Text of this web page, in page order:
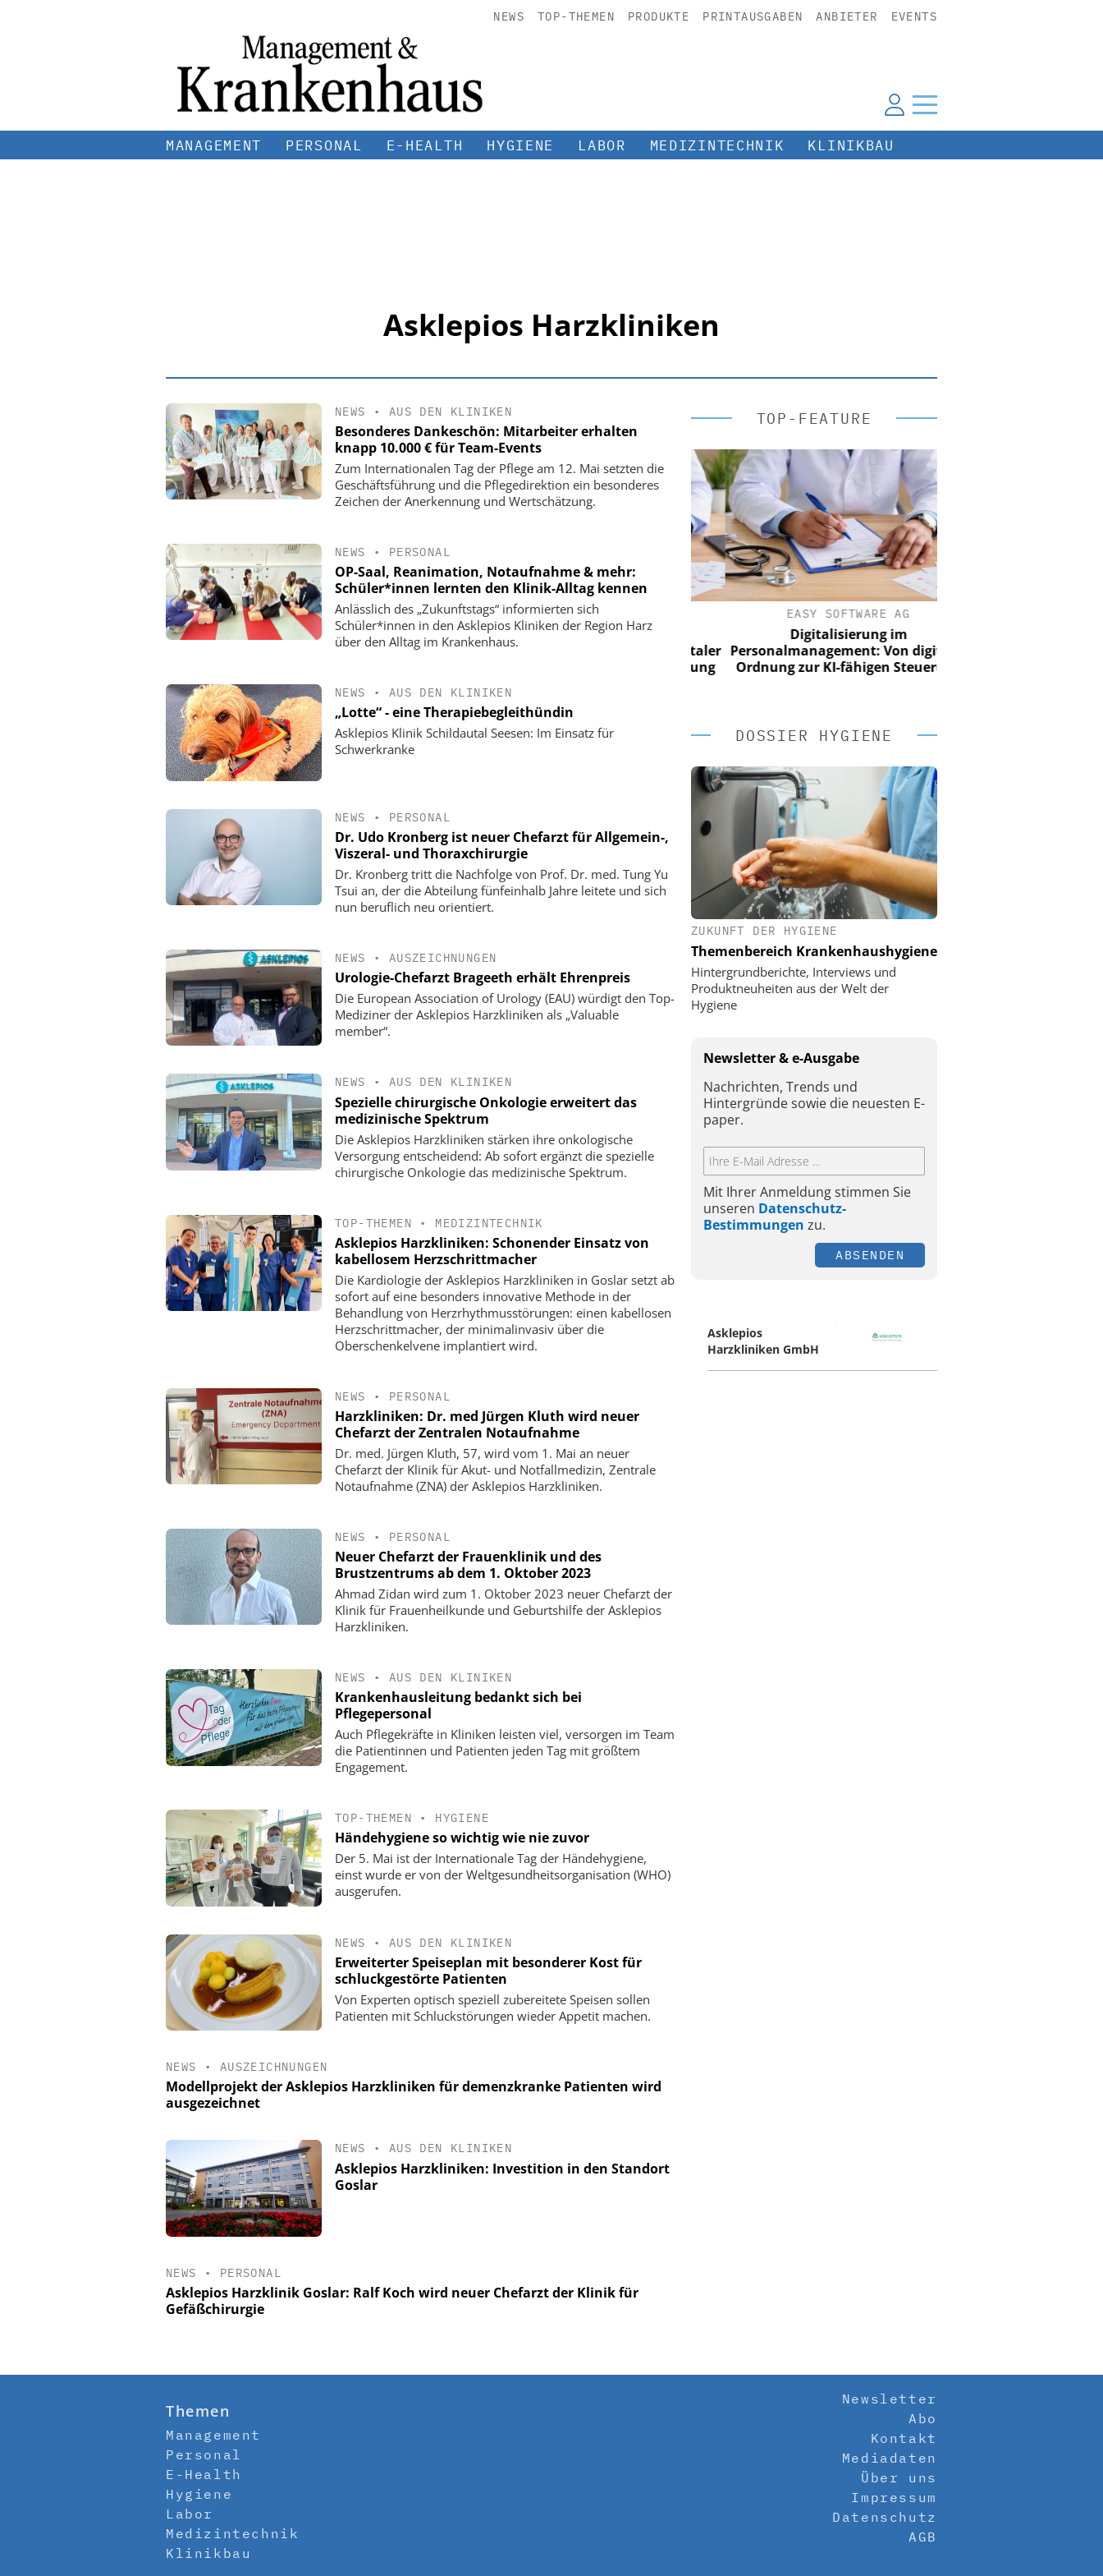
NEWS TOP-THEMEN PRODUKTE PRINTAUSGABEN ANBIETER EVENTS
MANAGEMENT PERSONAL E-HEALTH HYGIENE LABOR MEDIZINTECHNIK KLINIKBAU
Asklepios Harzkliniken
NEWS • AUS DEN KLINIKEN
Besonderes Dankeschön: Mitarbeiter erhalten
knapp 10.000 € für Team-Events
Zum Internationalen Tag der Pflege am 12. Mai setzten die
Geschäftsführung und die Pflegedirektion ein besonderes
Zeichen der Anerkennung und Wertschätzung.
NEWS • PERSONAL
OP-Saal, Reanimation, Notaufnahme & mehr:
Schüler*innen lernten den Klinik-Alltag kennen
Anlässlich des „Zukunftstags“ informierten sich
Schüler*innen in den Asklepios Kliniken der Region Harz
über den Alltag im Krankenhaus.
NEWS • AUS DEN KLINIKEN
„Lotte“ - eine Therapiebegleithündin
Asklepios Klinik Schildautal Seesen: Im Einsatz für
Schwerkranke
NEWS • PERSONAL
Dr. Udo Kronberg ist neuer Chefarzt für Allgemein-,
Viszeral- und Thoraxchirurgie
Dr. Kronberg tritt die Nachfolge von Prof. Dr. med. Tung Yu
Tsui an, der die Abteilung fünfeinhalb Jahre leitete und sich
nun beruflich neu orientiert.
NEWS • AUSZEICHNUNGEN
Urologie-Chefarzt Brageeth erhält Ehrenpreis
Die European Association of Urology (EAU) würdigt den Top-
Mediziner der Asklepios Harzkliniken als „Valuable
member“.
NEWS • AUS DEN KLINIKEN
Spezielle chirurgische Onkologie erweitert das
medizinische Spektrum
Die Asklepios Harzkliniken stärken ihre onkologische
Versorgung entscheidend: Ab sofort ergänzt die spezielle
chirurgische Onkologie das medizinische Spektrum.
TOP-THEMEN • MEDIZINTECHNIK
Asklepios Harzkliniken: Schonender Einsatz von
kabellosem Herzschrittmacher
Die Kardiologie der Asklepios Harzkliniken in Goslar setzt ab
sofort auf eine besonders innovative Methode in der
Behandlung von Herzrhythmusstörungen: einen kabellosen
Herzschrittmacher, der minimalinvasiv über die
Oberschenkelvene implantiert wird.
NEWS • PERSONAL
Harzkliniken: Dr. med Jürgen Kluth wird neuer
Chefarzt der Zentralen Notaufnahme
Dr. med. Jürgen Kluth, 57, wird vom 1. Mai an neuer
Chefarzt der Klinik für Akut- und Notfallmedizin, Zentrale
Notaufnahme (ZNA) der Asklepios Harzkliniken.
NEWS • PERSONAL
Neuer Chefarzt der Frauenklinik und des
Brustzentrums ab dem 1. Oktober 2023
Ahmad Zidan wird zum 1. Oktober 2023 neuer Chefarzt der
Klinik für Frauenheilkunde und Geburtshilfe der Asklepios
Harzkliniken.
NEWS • AUS DEN KLINIKEN
Krankenhausleitung bedankt sich bei
Pflegepersonal
Auch Pflegekräfte in Kliniken leisten viel, versorgen im Team
die Patientinnen und Patienten jeden Tag mit größtem
Engagement.
TOP-THEMEN • HYGIENE
Händehygiene so wichtig wie nie zuvor
Der 5. Mai ist der Internationale Tag der Händehygiene,
einst wurde er von der Weltgesundheitsorganisation (WHO)
ausgerufen.
NEWS • AUS DEN KLINIKEN
Erweiterter Speiseplan mit besonderer Kost für
schluckgestörte Patienten
Von Experten optisch speziell zubereitete Speisen sollen
Patienten mit Schluckstörungen wieder Appetit machen.
NEWS • AUSZEICHNUNGEN
Modellprojekt der Asklepios Harzkliniken für demenzkranke Patienten wird
ausgezeichnet
NEWS • AUS DEN KLINIKEN
Asklepios Harzkliniken: Investition in den Standort
Goslar
NEWS • PERSONAL
Asklepios Harzklinik Goslar: Ralf Koch wird neuer Chefarzt der Klinik für
Gefäßchirurgie
TOP-FEATURE
EASY SOFTWARE AG
Digitalisierung im
Personalmanagement: Von digitaler
EASY SOFTWARE AG
Digitalisierung im
Personalmanagement: Von digitaler
EASY SOFTWARE AG
Digitalisierung im
Personalmanagement: Von digitaler
Ordnung zur KI-fähigen Steuerung
DOSSIER HYGIENE
ZUKUNFT DER HYGIENE
Themenbereich Krankenhaushygiene
Hintergrundberichte, Interviews und
Produktneuheiten aus der Welt der
Hygiene
Newsletter & e-Ausgabe
Nachrichten, Trends und
Hintergründe sowie die neuesten E-
paper.
Mit Ihrer Anmeldung stimmen Sie
unseren Datenschutz-
Bestimmungen zu.
ABSENDEN
Asklepios
Harzkliniken GmbH
Themen
Management
Personal
E-Health
Hygiene
Labor
Medizintechnik
Klinikbau
Newsletter
Abo
Kontakt
Mediadaten
Über uns
Impressum
Datenschutz
AGB